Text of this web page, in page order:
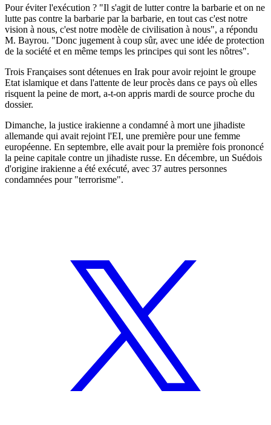
Pour éviter l'exécution ? "Il s'agit de lutter contre la barbarie et on ne
lutte pas contre la barbarie par la barbarie, en tout cas c'est notre
vision à nous, c'est notre modèle de civilisation à nous", a répondu
M. Bayrou. "Donc jugement à coup sûr, avec une idée de protection
de la société et en même temps les principes qui sont les nôtres".
Trois Françaises sont détenues en Irak pour avoir rejoint le groupe
Etat islamique et dans l'attente de leur procès dans ce pays où elles
risquent la peine de mort, a-t-on appris mardi de source proche du
dossier.
Dimanche, la justice irakienne a condamné à mort une jihadiste
allemande qui avait rejoint l'EI, une première pour une femme
européenne. En septembre, elle avait pour la première fois prononcé
la peine capitale contre un jihadiste russe. En décembre, un Suédois
d'origine irakienne a été exécuté, avec 37 autres personnes
condamnées pour "terrorisme".